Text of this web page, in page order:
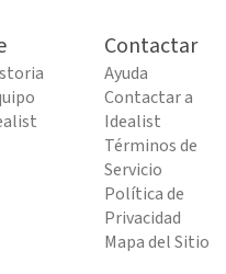
Contactar
Ayuda
Contactar a
Idealist
Términos de
Servicio
Política de
Privacidad
Mapa del Sitio